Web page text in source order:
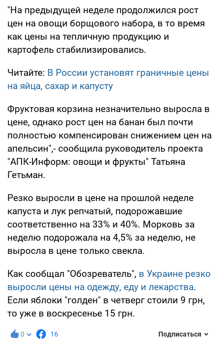
"На предыдущей неделе продолжился рост
цен на овощи борщового набора, в то время
как цены на тепличную продукцию и
картофель стабилизировались.
Читайте: В России установят граничные цены
на яйца, сахар и капусту
Фруктовая корзина незначительно выросла в
цене, однако рост цен на банан был почти
полностью компенсирован снижением цен на
апельсин",- сообщила руководитель проекта
"АПК-Информ: овощи и фрукты" Татьяна
Гетьман.
Резко выросли в цене на прошлой неделе
капуста и лук репчатый, подорожавшие
соответственно на 33% и 40%. Морковь за
неделю подорожала на 4,5% за неделю, не
выросла в цене только свекла.
Как сообщал "Обозреватель", в Украине резко
выросли цены на одежду, еду и лекарства.
Если яблоки "голден" в четверг стоили 9 грн,
то уже в воскресенье 15 грн.
0 16 Подписаться